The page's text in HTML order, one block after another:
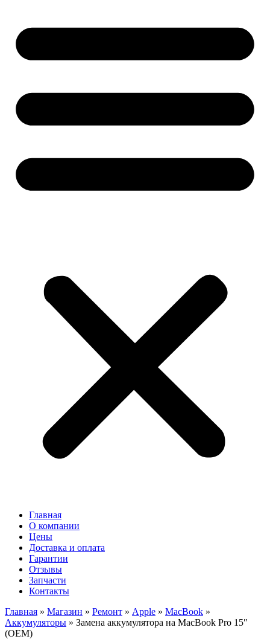
Главная
О компании
Цены
Доставка и оплата
Гарантии
Отзывы
Запчасти
Контакты
Главная » Магазин » Ремонт » Apple » MacBook »
Аккумуляторы » Замена аккумулятора на MacBook Pro 15″
(OEM)